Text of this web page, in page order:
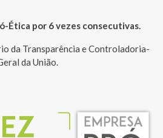
Ética por 6 vezes consecutivas.
da Transparência e Controladoria-
da União.